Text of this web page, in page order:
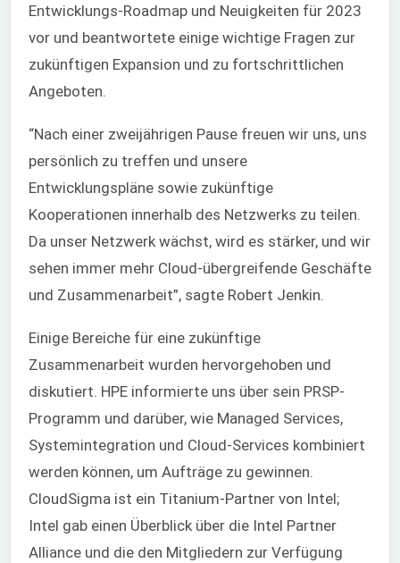
Entwicklungs-Roadmap und Neuigkeiten für 2023
vor und beantwortete einige wichtige Fragen zur
zukünftigen Expansion und zu fortschrittlichen
Angeboten.
“Nach einer zweijährigen Pause freuen wir uns, uns
persönlich zu treffen und unsere
Entwicklungspläne sowie zukünftige
Kooperationen innerhalb des Netzwerks zu teilen.
Da unser Netzwerk wächst, wird es stärker, und wir
sehen immer mehr Cloud-übergreifende Geschäfte
und Zusammenarbeit”, sagte Robert Jenkin.
Einige Bereiche für eine zukünftige
Zusammenarbeit wurden hervorgehoben und
diskutiert. HPE informierte uns über sein PRSP-
Programm und darüber, wie Managed Services,
Systemintegration und Cloud-Services kombiniert
werden können, um Aufträge zu gewinnen.
CloudSigma ist ein Titanium-Partner von Intel;
Intel gab einen Überblick über die Intel Partner
Alliance und die den Mitgliedern zur Verfügung